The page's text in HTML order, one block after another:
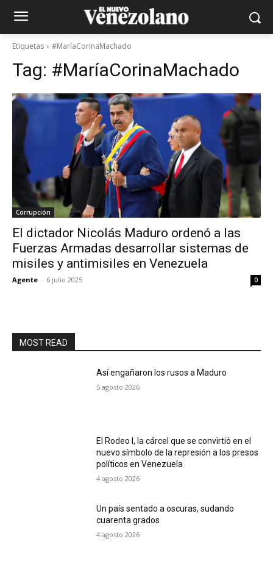
Etiquetas #MaríaCorinaMachado
Tag: #MaríaCorinaMachado
Corrupción
El dictador Nicolás Maduro ordenó a las
Fuerzas Armadas desarrollar sistemas de
misiles y antimisiles en Venezuela
Agente - 6 julio 2025 0
MOST READ
Así engañaron los rusos a Maduro
5 agosto 2026
El Rodeo I, la cárcel que se convirtió en el
nuevo símbolo de la represión a los presos
políticos en Venezuela
4 agosto 2026
Un país sentado a oscuras, sudando
cuarenta grados
4 agosto 2026